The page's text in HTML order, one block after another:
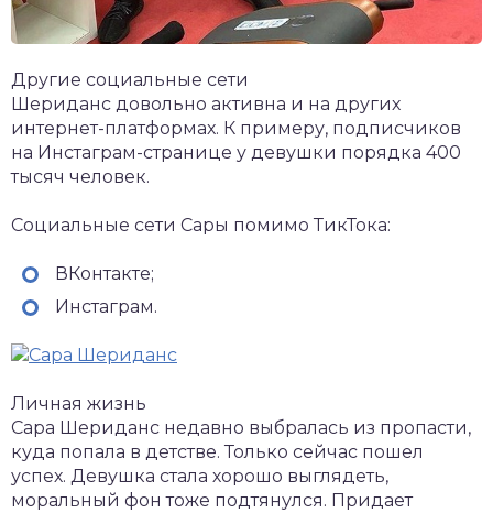
Другие социальные сети
Шериданс довольно активна и на других
интернет-платформах. К примеру, подписчиков
на Инстаграм-странице у девушки порядка 400
тысяч человек.
Социальные сети Сары помимо ТикТока:
ВКонтакте;
Инстаграм.
Личная жизнь
Сара Шериданс недавно выбралась из пропасти,
куда попала в детстве. Только сейчас пошел
успех. Девушка стала хорошо выглядеть,
моральный фон тоже подтянулся. Придает